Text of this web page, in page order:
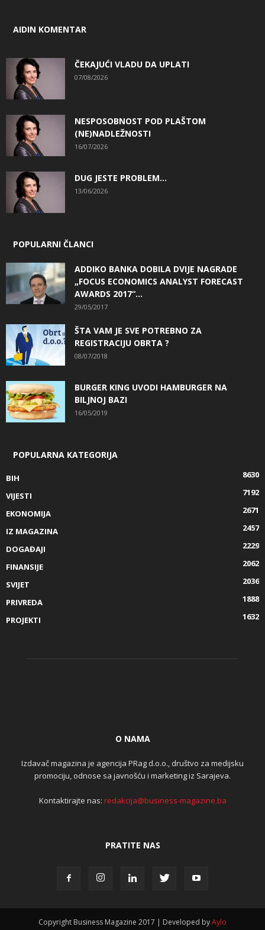
AIDIN KOMENTAR
ČEKAJUĆI VLADU DA UPLATI
07/08/2026
NESPOSOBNOST POD PLAŠTOM
(NE)NADLEŽNOSTI
16/07/2026
DUG JESTE PROBLEM…
13/06/2026
POPULARNI ČLANCI
ADDIKO BANKA DOBILA DVIJE NAGRADE
„FOCUS ECONOMICS ANALYST FORECAST
AWARDS 2017“...
29/05/2017
ŠTA VAM JE SVE POTREBNO ZA
REGISTRACIJU OBRTA ?
08/07/2018
BURGER KING UVODI HAMBURGER NA
BILJNOJ BAZI
16/05/2019
POPULARNA KATEGORIJA
BIH
8630
VIJESTI
7192
EKONOMIJA
2671
IZ MAGAZINA
2457
DOGAĐAJI
2229
FINANSIJE
2062
SVIJET
2036
PRIVREDA
1888
PROJEKTI
1632
O NAMA
Izdavač magazina je agencija PRag d.o.o., društvo za medijsku
promociju, odnose sa javnošću i marketing iz Sarajeva.
Kontaktirajte nas: redakcija@business-magazine.ba
PRATITE NAS
Copyright Business Magazine 2017 | Developed byAylo